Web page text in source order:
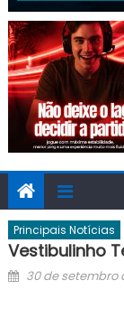
Principais Notícias
Vestibulinho
Posted
30 de setembro